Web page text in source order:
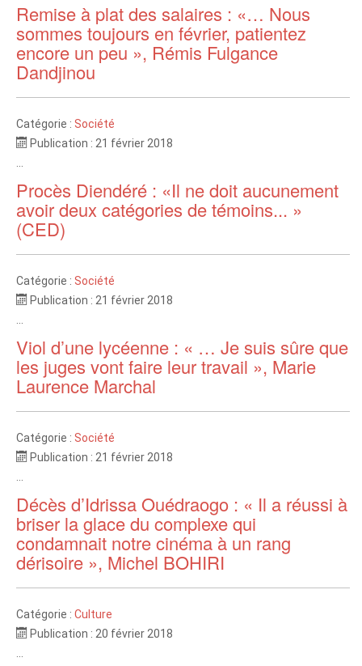
Remise à plat des salaires : «… Nous
sommes toujours en février, patientez
encore un peu », Rémis Fulgance
Dandjinou
Catégorie : Société
Publication : 21 février 2018
Procès Diendéré : «Il ne doit aucunement
avoir deux catégories de témoins... »
(CED)
Catégorie : Société
Publication : 21 février 2018
Viol d’une lycéenne : « … Je suis sûre que
les juges vont faire leur travail », Marie
Laurence Marchal
Catégorie : Société
Publication : 21 février 2018
Décès d’Idrissa Ouédraogo : « Il a réussi à
briser la glace du complexe qui
condamnait notre cinéma à un rang
dérisoire », Michel BOHIRI
Catégorie : Culture
Publication : 20 février 2018